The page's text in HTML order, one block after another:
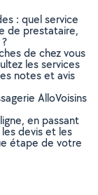
: quel service
de prestataire,
de chez vous
les services
notes et avis
AlloVoisins
en passant
devis et les
étape de votre